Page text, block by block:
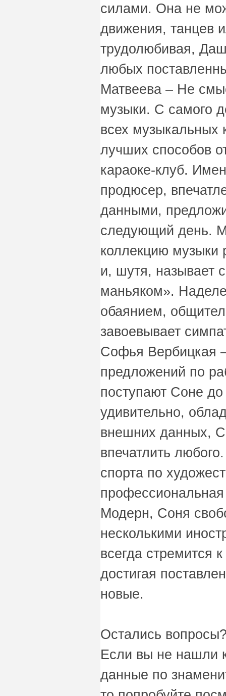
силами. Она не
движения, танцев
трудолюбивая,
любых
Матвеева – Не
музыки. С самого
всех музыкальных
лучших способов
караоке-клуб.
продюсер,
данными,
следующий день.
коллекцию музыки
и, шутя, называет
маньяком».
обаянием,
завоевывает
Софья Вербицкая
предложений по
поступают Соне
удивительно,
внешних данных,
впечатлить
спорта по
Модерн, Соня
несколькими
всегда стремится
достигая
новые.
Остались
Если вы не нашли
данные по